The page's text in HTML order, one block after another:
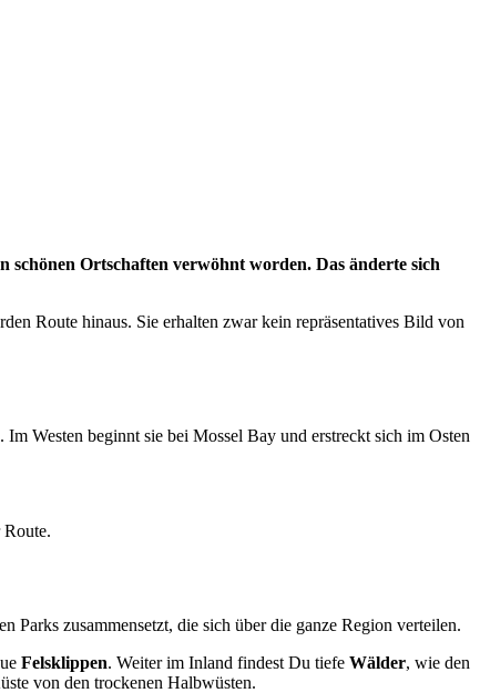
schönen Ortschaften verwöhnt worden. Das änderte sich
Route hinaus. Sie erhalten zwar kein repräsentatives Bild von
Westen beginnt sie bei Mossel Bay und erstreckt sich im Osten
Parks zusammensetzt, die sich über die ganze Region verteilen.
Felsklippen. Weiter im Inland findest Du tiefe Wälder, wie den
von den trockenen Halbwüsten.